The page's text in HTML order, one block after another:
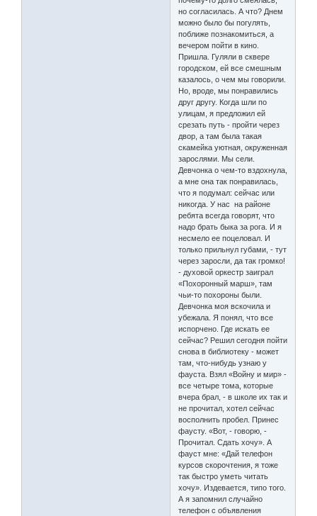
но согласилась. А что? Днем
можно было бы погулять,
поближе познакомиться, а
вечером пойти в кино.
Пришла. Гуляли в сквере
городском, ей все смешным
казалось, о чем мы говорили.
Но, вроде, мы понравились
друг другу. Когда шли по
улицам, я предложил ей
срезать путь - пройти через
двор, а там была такая
скамейка уютная, окруженная
зарослями. Мы сели.
Девчонка о чем-то вздохнула,
а мне она так понравилась,
что я подумал: сейчас или
никогда. У нас на районе
ребята всегда говорят, что
надо брать быка за рога. И я
несмело ее поцеловал. И
только прильнул губами, - тут
через заросли, да так громко!
- духовой оркестр заиграл
«Похоронный марш», там
чьи-то похороны были.
Девчонка моя вскочила и
убежала. Я понял, что все
испорчено. Где искать ее
сейчас? Решил сегодня пойти
снова в библиотеку - может
там, что-нибудь узнаю у
фауста. Взял «Войну и мир» -
все четыре тома, которые
вчера брал, - в школе их так и
не прочитал, хотел сейчас
восполнить пробел. Принес
фаусту. «Вот, - говорю, -
Прочитал. Сдать хочу». А
фауст мне: «Дай телефон
курсов скорочтения, я тоже
так быстро уметь читать
хочу». Издевается, типо того.
А я запомнил случайно
телефон с объявления